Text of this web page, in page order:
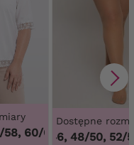
60/62 48/50, 52/
Dostępne
44/46, 48/50, 52/